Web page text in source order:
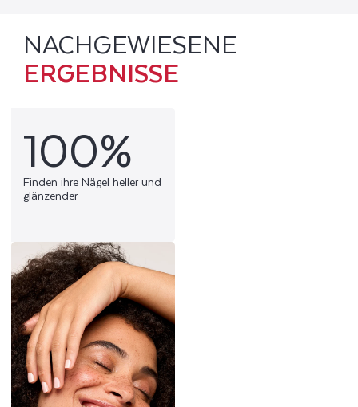
NACHGEWIESENE
ERGEBNISSE
100%
Finden ihre Nägel heller und
glänzender